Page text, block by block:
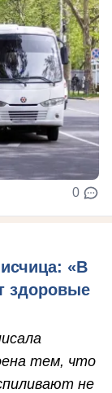
0
«В
здоровые
тем, что
не